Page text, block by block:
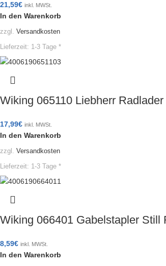
21,59€ inkl. MWSt.
In den Warenkorb
zzgl. Versandkosten
Lieferzeit: 1-3 Tage *
Wiking 065110 Liebherr
17,99€ inkl. MWSt.
In den Warenkorb
zzgl. Versandkosten
Lieferzeit: 1-3 Tage *
Wiking 066401 Gabelstapler Still
8,59€ inkl. MWSt.
In den Warenkorb